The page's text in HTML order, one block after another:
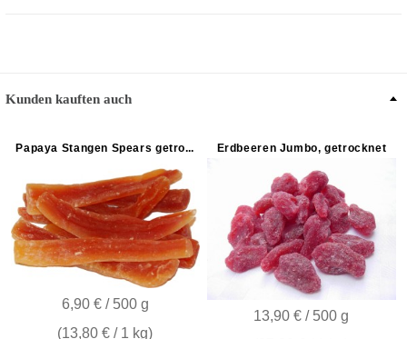
Kunden kauften auch
Papaya Stangen Spears getrocknet ungeschwefelt
6,90 € / 500 g
(13,80 € / 1 kg)
Erdbeeren Jumbo, getrocknet
13,90 € / 500 g